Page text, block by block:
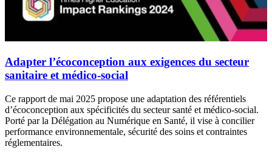
Adapter l’écoconception aux exigences du secteur
sanitaire et médico-social
Ce rapport de mai 2025 propose une adaptation des référentiels
d’écoconception aux spécificités du secteur santé et médico-social.
Porté par la Délégation au Numérique en Santé, il vise à concilier
performance environnementale, sécurité des soins et contraintes
réglementaires.